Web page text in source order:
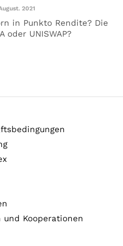
2021
in Punkto Rendite? Die
oder UNISWAP?
Kooperationen
der